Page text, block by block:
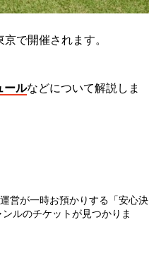
で開催されます。
ールなどについて解説しま
営が一時お預かりする「安心決
ルのチケットが見つかりま